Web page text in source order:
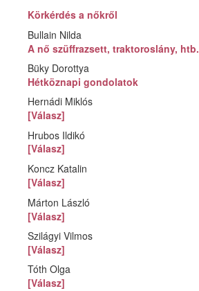
Körkérdés a nőkről
Bullain Nilda
A nő szüffrazsett, traktoroslány, htb.
Büky Dorottya
Hétköznapi gondolatok
Hernádi Miklós
[Válasz]
Hrubos Ildikó
[Válasz]
Koncz Katalin
[Válasz]
Márton László
[Válasz]
Szilágyi Vilmos
[Válasz]
Tóth Olga
[Válasz]